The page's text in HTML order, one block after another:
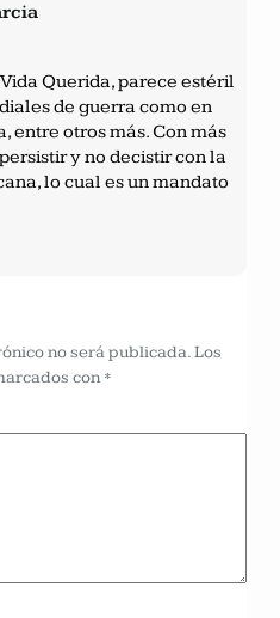
Querida, parece estéril
de guerra como en
entre otros más. Con más
y no decistir con la
lo cual es un mandato
no será publicada.Los
con *